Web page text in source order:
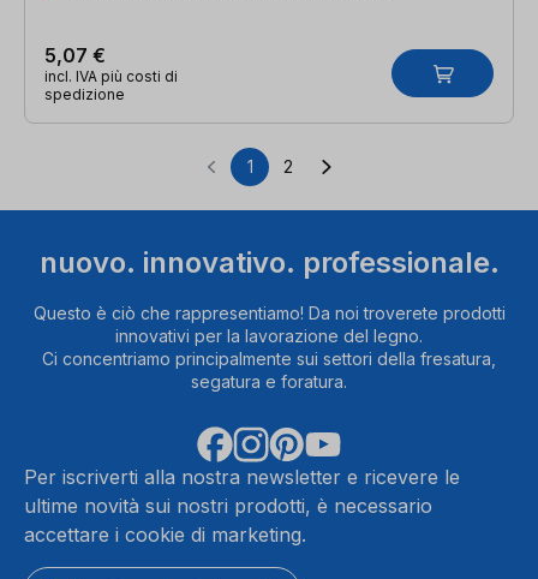
5,07 €
incl. IVA più costi di
spedizione
Pagina
1 Pagina
2
nuovo. innovativo. professionale.
Questo è ciò che rappresentiamo! Da noi troverete prodotti
innovativi per la lavorazione del legno.
Ci concentriamo principalmente sui settori della fresatura,
segatura e foratura.
Per iscriverti alla nostra newsletter e ricevere le
ultime novità sui nostri prodotti, è necessario
accettare i cookie di marketing.